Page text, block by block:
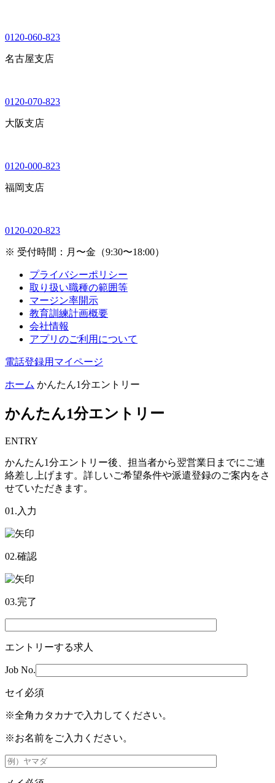
0120-060-823
名古屋支店
0120-070-823
大阪支店
0120-000-823
福岡支店
0120-020-823
※ 受付時間：月〜金（9:30〜18:00）
プライバシーポリシー
取り扱い職種の範囲等
マージン率開示
教育訓練計画概要
会社情報
アプリのご利用について
電話登録用マイページ
ホーム かんたん1分エントリー
かんたん1分エントリー
ENTRY
かんたん1分エントリー後、担当者から翌営業日までにご連
絡差し上げます。詳しいご希望条件や派遣登録のご案内をさ
せていただきます。
01.入力
02.確認
03.完了
エントリーする求人
Job No.
セイ 必須
※全角カタカナで入力してください。
※お名前をご入力ください。